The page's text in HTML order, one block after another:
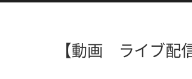
【動画 ライブ配